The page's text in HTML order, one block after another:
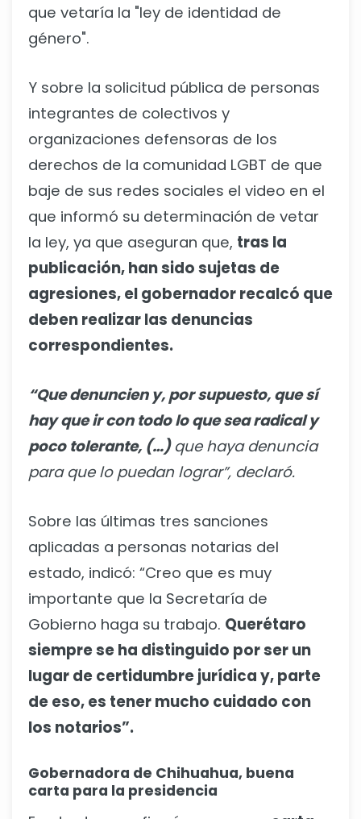
que vetaría la "ley de identidad de
género".
Y sobre la solicitud pública de personas
integrantes de colectivos y
organizaciones defensoras de los
derechos de la comunidad LGBT de que
baje de sus redes sociales el video en el
que informó su determinación de vetar
la ley, ya que aseguran que, tras la
publicación, han sido sujetas de
agresiones, el gobernador recalcó que
deben realizar las denuncias
correspondientes.
“Que denuncien y, por supuesto, que sí
hay que ir con todo lo que sea radical y
poco tolerante, (…) que haya denuncia
para que lo puedan lograr”, declaró.
Sobre las últimas tres sanciones
aplicadas a personas notarias del
estado, indicó: “Creo que es muy
importante que la Secretaría de
Gobierno haga su trabajo. Querétaro
siempre se ha distinguido por ser un
lugar de certidumbre jurídica y, parte
de eso, es tener mucho cuidado con
los notarios”.
Gobernadora de Chihuahua, buena
carta para la presidencia